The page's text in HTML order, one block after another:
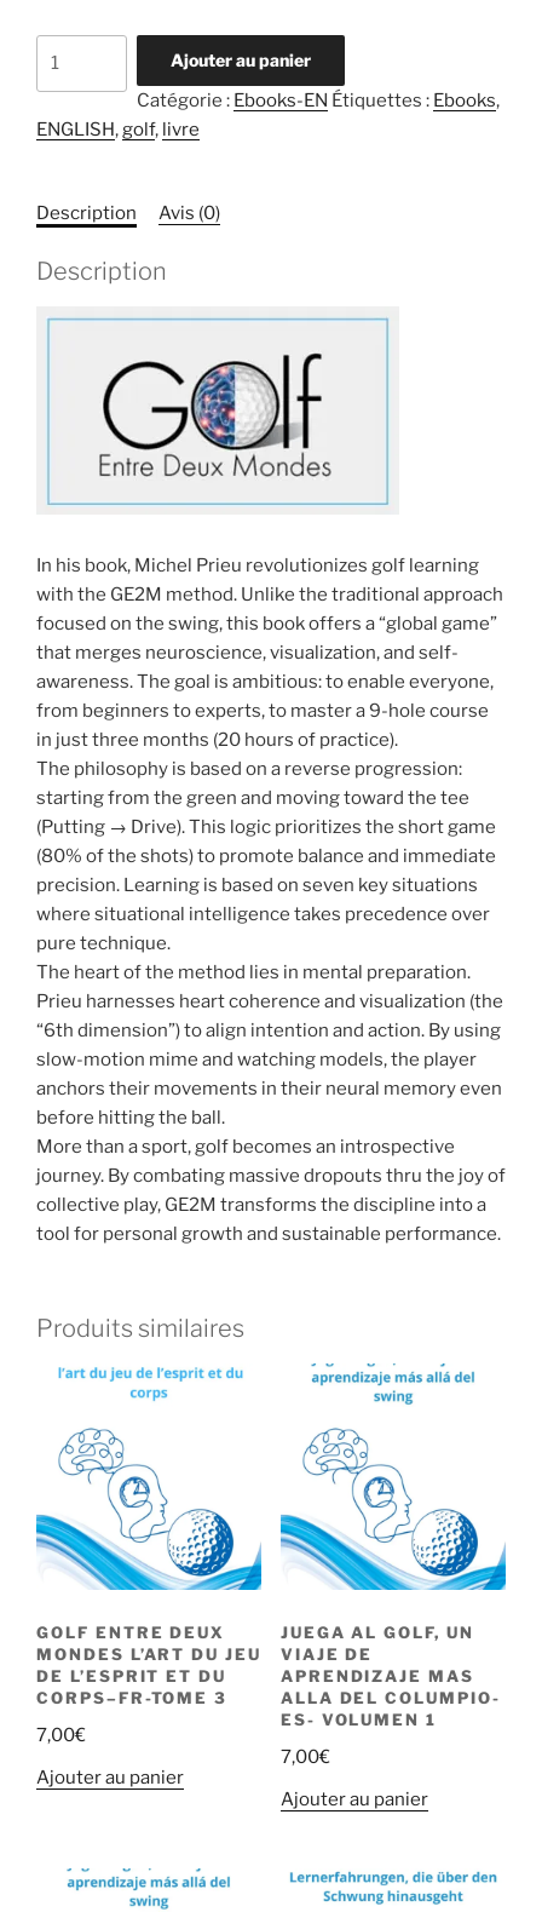
GOLF,
OF
BEYOND
VOLUME
Ajouter au panier
Catégorie : Ebooks-EN Étiquettes : Ebooks,
ENGLISH,golf, livre
Description Avis (0)
Description
In his book, Michel Prieu revolutionizes golf learning
with the GE2M method. Unlike the traditional approach
focused on the swing, this book offers a “global game”
that merges neuroscience, visualization, and self-
awareness. The goal is ambitious: to enable everyone,
from beginners to experts, to master a 9-hole course
in just three months (20 hours of practice).
The philosophy is based on a reverse progression:
starting from the green and moving toward the tee
(Putting → Drive). This logic prioritizes the short game
(80% of the shots) to promote balance and immediate
precision. Learning is based on seven key situations
where situational intelligence takes precedence over
pure technique.
The heart of the method lies in mental preparation.
Prieu harnesses heart coherence and visualization (the
“6th dimension”) to align intention and action. By using
slow-motion mime and watching models, the player
anchors their movements in their neural memory even
before hitting the ball.
More than a sport, golf becomes an introspective
journey. By combating massive dropouts thru the joy of
collective play, GE2M transforms the discipline into a
tool for personal growth and sustainable performance.
Produits similaires
GOLF ENTRE DEUX
MONDES L’ART DU JEU
DE L’ESPRIT ET DU
CORPS–FR-TOME 3
7,00€
Ajouter au panier
JUEGA AL GOLF, UN
VIAJE DE
APRENDIZAJE MAS
ALLA DEL COLUMPIO-
ES- VOLUMEN 1
7,00€
Ajouter au panier